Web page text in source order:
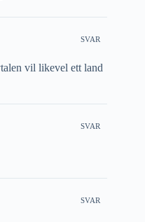
SVAR
vil likevel ett land
SVAR
SVAR